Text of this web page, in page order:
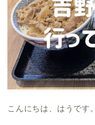
こんにちは、はうです。